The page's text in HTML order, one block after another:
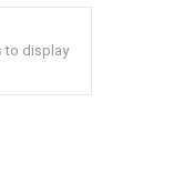
to display